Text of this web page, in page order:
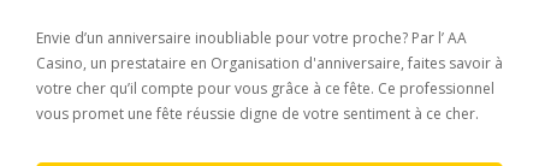
Envie d’un anniversaire inoubliable pour votre proche? Par l’ AA
Casino, un prestataire en Organisation d'anniversaire, faites savoir à
votre cher qu’il compte pour vous grâce à ce fête. Ce professionnel
vous promet une fête réussie digne de votre sentiment à ce cher.